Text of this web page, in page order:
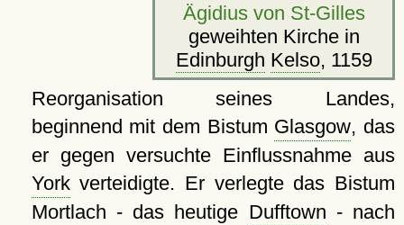
Ägidius von St-Gilles
geweihten Kirche in
Edinburgh Kelso, 1159
Reorganisation seines Landes,
beginnend mit dem Bistum Glasgow, das
er gegen versuchte Einflussnahme aus
Yorkverteidigte. Er verlegte das Bistum
Mortlach - das heutige Dufftown - nach